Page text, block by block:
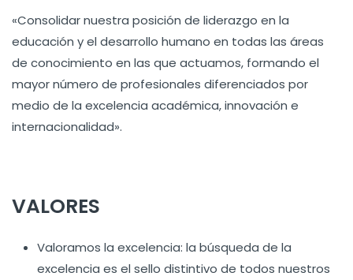
«Consolidar nuestra posición de liderazgo en la
educación y el desarrollo humano en todas las áreas
de conocimiento en las que actuamos, formando el
mayor número de profesionales diferenciados por
medio de la excelencia académica, innovación e
internacionalidad».
VALORES
Valoramos la excelencia: la búsqueda de la
excelencia es el sello distintivo de todos nuestros